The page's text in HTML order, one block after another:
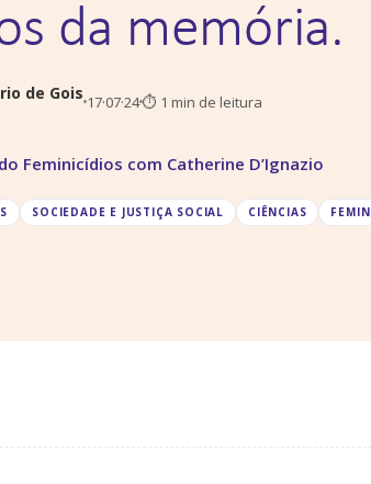
da memória.
de Gois 17·07·24⏱ 1 min de leitura
Feminicídios com Catherine D’Ignazio
SOCIEDADE E JUSTIÇA SOCIAL CIÊNCIAS